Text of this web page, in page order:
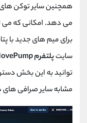
همچنین سایر توکن های
می دهد. امکانی که می
برای میم های جدید با
سایتپلتفرم MovePump
توانید به این بخش
مشابه سایر صرافی